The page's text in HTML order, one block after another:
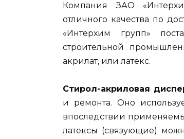
Компания ЗАО
отличного качества по
«Интерхим групп»
строительной
акрилат, или латекс.
Стирол-акриловая
и ремонта. Оно
впоследствии
латексы (связующие)